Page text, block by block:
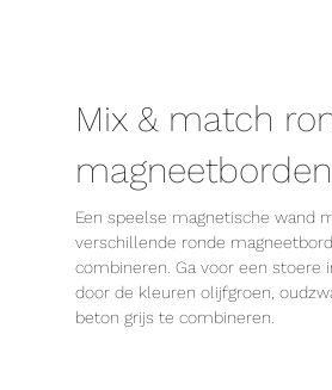
Mix & match
magneetborden
Een speelse magnetische wand
verschillende ronde
combineren. Ga voor een stoere
door de kleuren olijfgroen,
beton grijs te combineren.